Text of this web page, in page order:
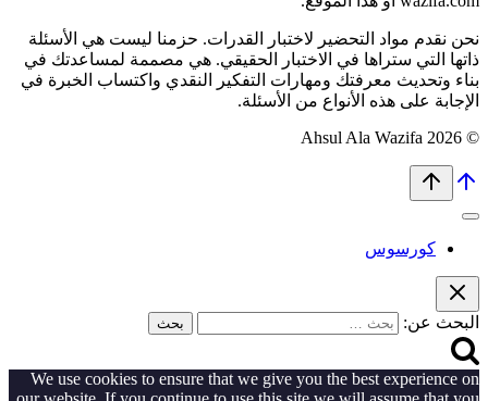
نحن نقدم مواد التحضير لاختبار القدرات. حزمنا ليست هي الأسئلة
ذاتها التي ستراها في الاختبار الحقيقي. هي مصممة لمساعدتك في
بناء وتحديث معرفتك ومهارات التفكير النقدي واكتساب الخبرة في
الإجابة على هذه الأنواع من الأسئلة.
© 2026 Ahsul Ala Wazifa
كورسوس
البحث عن:
We use cookies to ensure that we give you the best experience on